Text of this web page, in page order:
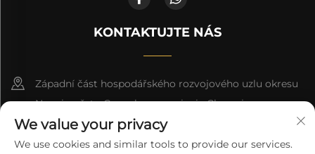
KONTAKTUJTE NÁS
Západní část hospodářského rozvojového uzlu okresu
Nanpi, město Cangzhou, provincie Che-pej
+86-18617745678
We value your privacy
We use cookies and similar tools to provide our services.